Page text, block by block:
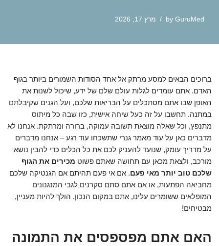
by GuruMed מרץ 17, 2026
ברוכים הבאים למסע מרתק אל אחד הסודות השמורים ביותר בגוף
האדם. אתם עומדים לגלות עולם שלם של ידע, שיכול לשנות את
האופן שבו אתם מסתכלים על הבריאות שלכם, ועל הגנים שקיבלתם
במתנה. תחשבו על זה כעל שיחה אישית, כזו שבה כל מיתוס
מתנפץ, וכל שאלה מוצאת תשובה עמוקה, ברורה ומרתקת. אנחנו לא
מדברים כאן על עוד מאמר גנרי שתשכחו עוד רגע – אנחנו מדברים
על מדריך עומק, שנועד להעניק לכם את כל הכלים כדי להבין נושא
מורכב, ולצאת מכאן עם תחושה שאתם פשוט מכירים את הגוף
שלכם טוב יותר מאי פעם. אם אי פעם תהיתם אם הגנטיקה שלכם
מחביאה הפתעות, או אם אתם סתם סקרנים לגבי המנגנונים
המופלאים ששומרים עלינו, אתם במקום הנכון. הולך להיות מעניין,
מבטיחים!
האם אתם מפספסים את התמונה